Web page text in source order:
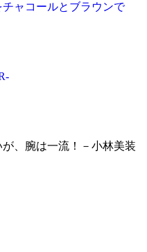
チャコールとブラウンで
、腕は一流！－小林美装